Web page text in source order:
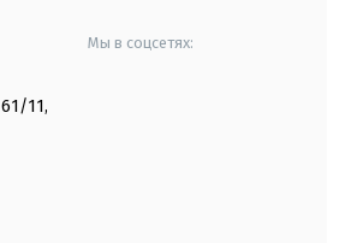
61/11,
Мы в соцсетях: